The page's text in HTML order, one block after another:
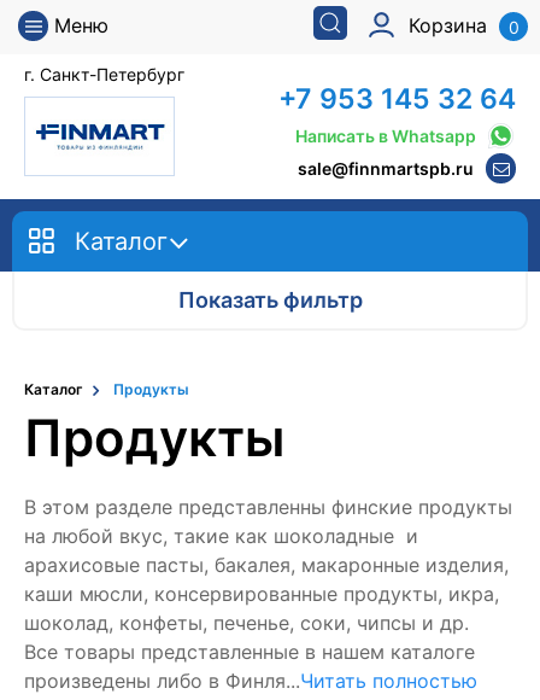
Меню
г. Санкт-Петербург
Корзина 0
+7 953 145 32 64
Написать в Whatsapp
sale@finnmartspb.ru
Каталог
Показать фильтр
Каталог Продукты
Продукты
В этом разделе представленны финские продукты
на любой вкус, такие как шоколадные и
арахисовые пасты, бакалея, макаронные изделия,
каши мюсли, консервированные продукты, икра,
шоколад, конфеты, печенье, соки, чипсы и др.
Все товары представленные в нашем каталоге
произведены либо в Финля...Читать полностью